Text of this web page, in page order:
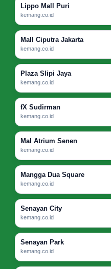
Lippo Mall Puri
kemang.co.id
Mall Ciputra Jakarta
kemang.co.id
Plaza Slipi Jaya
kemang.co.id
fX Sudirman
kemang.co.id
Mal Atrium Senen
kemang.co.id
Mangga Dua Square
kemang.co.id
Senayan City
kemang.co.id
Senayan Park
kemang.co.id